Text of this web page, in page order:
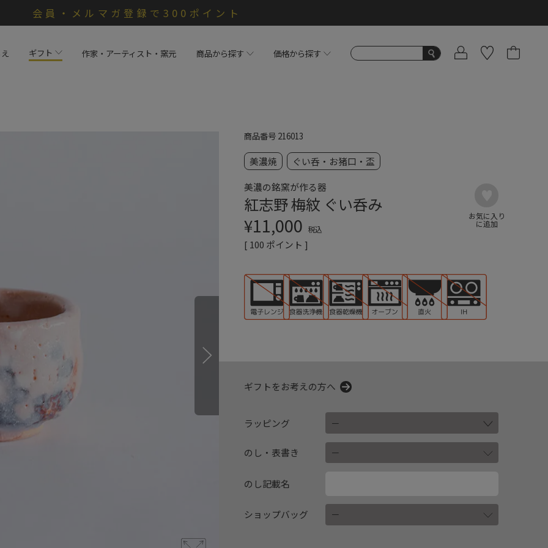
会員・メルマガ登録で300ポイント
ギフト 作家・アーティスト・窯元 商品から探す 価格から探す
商品番号 216013
美濃焼 ぐい呑・お猪口・盃
美濃の銘窯が作る器
紅志野 梅紋 ぐい呑み
¥11,000 税込
[ 100 ポイント ]
ギフトをお考えの方へ
ラッピング
のし・表書き
のし記載名
ショップバッグ